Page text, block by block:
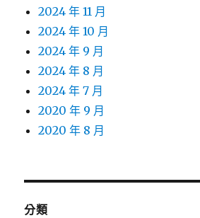
2024 年 11 月
2024 年 10 月
2024 年 9 月
2024 年 8 月
2024 年 7 月
2020 年 9 月
2020 年 8 月
分類